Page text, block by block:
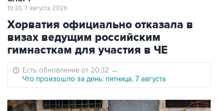
19:33, 7 августа 2026
Хорватия официально отказала в
визах ведущим российским
гимнасткам для участия в ЧЕ
Есть обновление от 20:32 →
Что произошло за день: пятница, 7 августа